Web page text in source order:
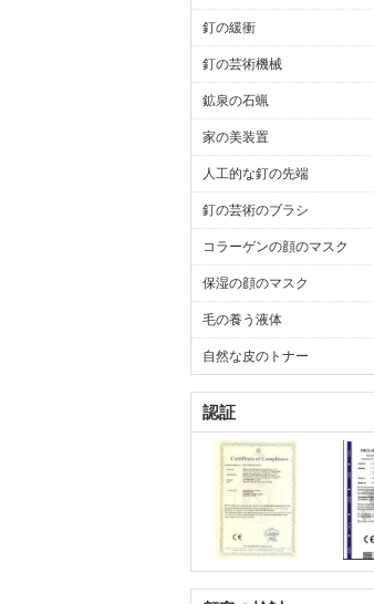
釘の緩衝
釘の芸術機械
鉱泉の石蝋
家の美装置
人工的な釘の先端
釘の芸術のブラシ
コラーゲンの顔のマスク
保湿の顔のマスク
毛の養う液体
自然な皮のトナー
認証